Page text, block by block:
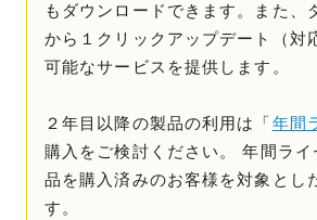
もダウンロードできます。また、
から１クリックアップデート（対
可能なサービスを提供します。
２年目以降の製品の利用は「年間
購入をご検討ください。 年間ライ
品を購入済みのお客様を対象とし
す。